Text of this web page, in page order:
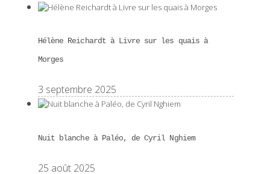
Hélène Reichardt à Livre sur les quais à
Morges
3 septembre 2025
Nuit blanche à Paléo, de Cyril Nghiem
25 août 2025